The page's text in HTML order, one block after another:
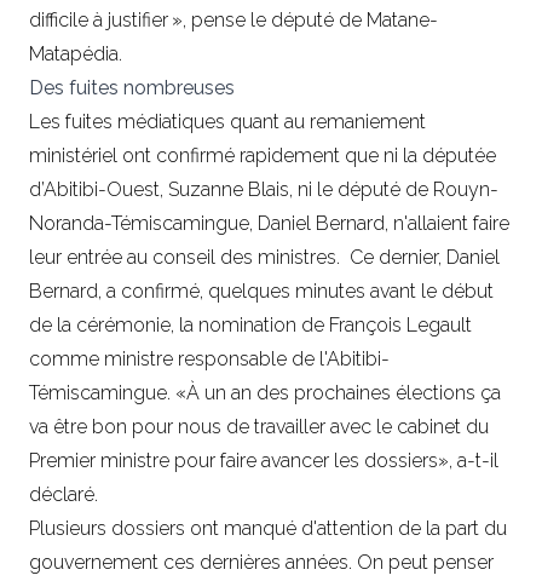
difficile à justifier », pense le député de Matane-
Matapédia.
Des fuites nombreuses
Les fuites médiatiques quant au remaniement
ministériel ont confirmé rapidement que ni la députée
d’Abitibi-Ouest, Suzanne Blais, ni le député de Rouyn-
Noranda-Témiscamingue, Daniel Bernard, n'allaient faire
leur entrée au conseil des ministres. Ce dernier, Daniel
Bernard, a confirmé, quelques minutes avant le début
de la cérémonie, la nomination de François Legault
comme ministre responsable de l'Abitibi-
Témiscamingue. «À un an des prochaines élections ça
va être bon pour nous de travailler avec le cabinet du
Premier ministre pour faire avancer les dossiers», a-t-il
déclaré.
Plusieurs dossiers ont manqué d'attention de la part du
gouvernement ces dernières années. On peut penser